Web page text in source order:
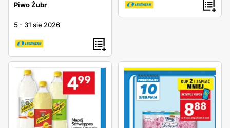
Piwo Żubr
5 - 31 sie 2026